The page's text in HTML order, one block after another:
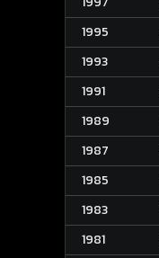
1995
1993
1991
1989
1987
1985
1983
1981